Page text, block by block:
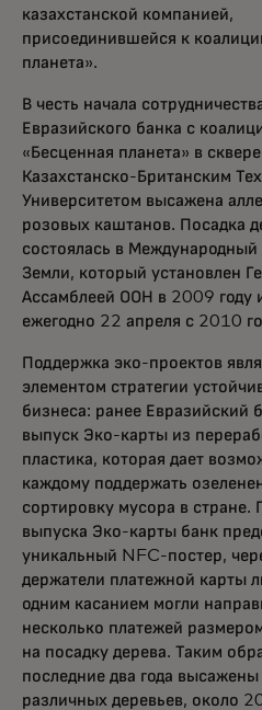
казахстанской компанией,
присоединившейся к
планета».
В честь начала
Евразийского банка с
«Бесценная планета» в
Казахстанско-Британским
Университетом высажена
розовых каштанов. Посадка
состоялась в
Земли, который установлен
Ассамблеей ООН в 2009 году
ежегодно 22 апреля с 2010
Поддержка эко-проектов
элементом стратегии
бизнеса: ранее Евразийский
выпуск Эко-карты из
пластика, которая дает
каждому поддержать
сортировку мусора в стране.
выпуска Эко-карты банк
уникальный NFC-постер,
держатели платежной карты
одним касанием могли
несколько платежей
на посадку дерева. Таким
последние два года высажены
различных деревьев, около